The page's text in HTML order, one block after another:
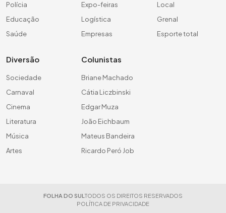
Polícia
Educação
Saúde
Expo-feiras
Logística
Empresas
Local
Grenal
Esporte total
Diversão
Sociedade
Carnaval
Cinema
Literatura
Música
Artes
Colunistas
Briane Machado
Cátia Liczbinski
Edgar Muza
João Eichbaum
Mateus Bandeira
Ricardo Peró Job
FOLHA DO SUL TODOS OS DIREITOS RESERVADOS
POLÍTICA DE PRIVACIDADE